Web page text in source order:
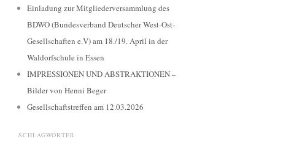
Einladung zur Mitgliederversammlung des
BDWO (Bundesverband Deutscher West-Ost-
Gesellschaften e.V) am 18./19. April in der
Waldorfschule in Essen
IMPRESSIONEN UND ABSTRAKTIONEN –
Bilder von Henni Beger
Gesellschaftstreffen am 12.03.2026
SCHLAGWÖRTER